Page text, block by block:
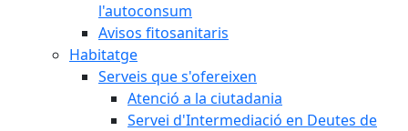
l'autoconsum
Avisos fitosanitaris
Habitatge
Serveis que s'ofereixen
Atenció a la ciutadania
Servei d'Intermediació en Deutes de